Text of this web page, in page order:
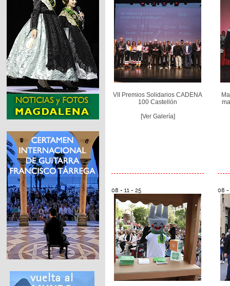
VII Premios Solidarios CADENA
100 Castellón
[Ver Galería]
08 - 11 - 25 08 -